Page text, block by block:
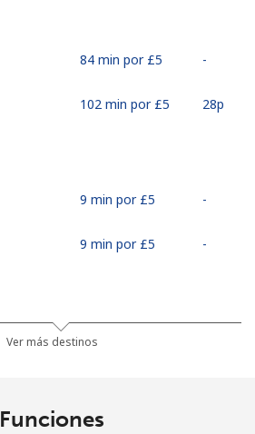
84 min por ⁦£5⁩ -
102 min por ⁦£5⁩ ⁦28p⁩
9 min por ⁦£5⁩ -
9 min por ⁦£5⁩ -
21 min por ⁦£5⁩
Ver más destinos
Funciones